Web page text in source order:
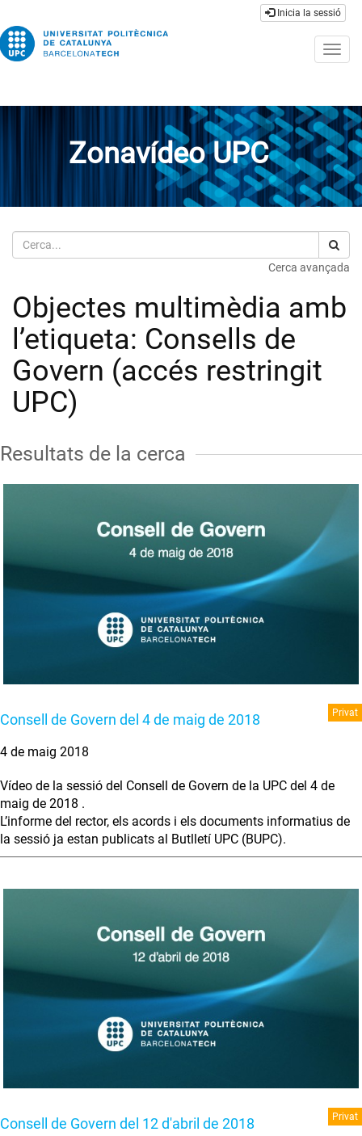
Inicia la sessió
Zonavídeo UPC
Cerca
Cerca avançada
Objectes multimèdia amb
l’etiqueta: Consells de
Govern (accés restringit
UPC)
Resultats de la cerca
Consell de Govern del 4 de maig de 2018 Privat
4 de maig 2018
Vídeo de la sessió del Consell de Govern de la UPC del 4 de
maig de 2018 .
L’informe del rector, els acords i els documents informatius de
la sessió ja estan publicats al Butlletí UPC (BUPC).
Consell de Govern del 12 d'abril de 2018 Privat